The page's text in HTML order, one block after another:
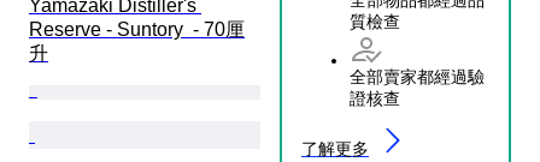
Yamazaki Distiller's
Reserve - Suntory  - 70厘
升
質檢查
全部賣家都經過驗
證核查
了解更多